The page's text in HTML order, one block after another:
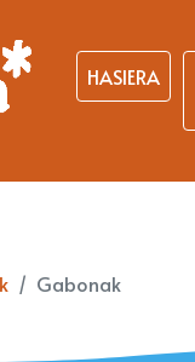
HASIERA
Gabonak